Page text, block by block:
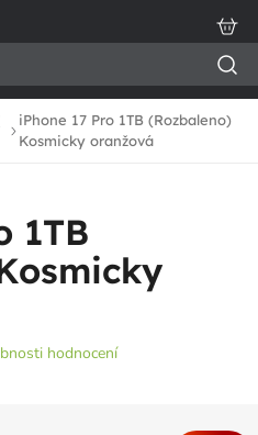
iPhone 17 Pro 1TB (Rozbaleno)
Kosmicky oranžová
1TB
hodnocení